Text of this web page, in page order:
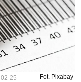
25 Fot. Pixabay